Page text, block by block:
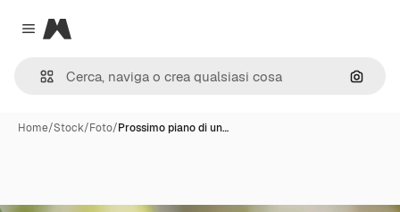
Close menu
Magnific
Cerca
Home/Stock/Foto/Prossimo piano di un…